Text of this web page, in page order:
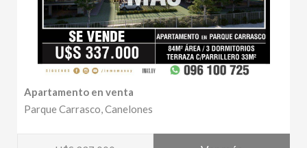
Apartamento en venta
Parque Carrasco, Canelones